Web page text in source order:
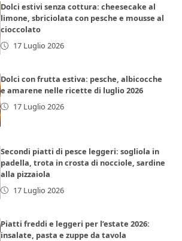
Dolci estivi senza cottura: cheesecake al
limone, sbriciolata con pesche e mousse al
cioccolato
17 Luglio 2026
Dolci con frutta estiva: pesche, albicocche
e amarene nelle ricette di luglio 2026
17 Luglio 2026
Secondi piatti di pesce leggeri: sogliola in
padella, trota in crosta di nocciole, sardine
alla pizzaiola
17 Luglio 2026
Piatti freddi e leggeri per l’estate 2026:
insalate, pasta e zuppe da tavola